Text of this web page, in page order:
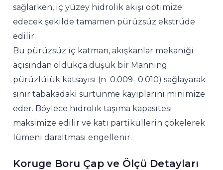
sağlarken, iç yüzey hidrolik akışı optimize
edecek şekilde tamamen pürüzsüz ekstrüde
edilir.
Bu pürüzsüz iç katman, akışkanlar mekaniği
açısından oldukça düşük bir Manning
pürüzlülük katsayısı (n 0.009- 0.010) sağlayarak
sınır tabakadaki sürtünme kayıplarını minimize
eder. Böylece hidrolik taşıma kapasitesi
maksimize edilir ve katı partiküllerin çökelerek
lümeni daraltması engellenir.
Koruge Boru Çap ve Ölçü Detayları